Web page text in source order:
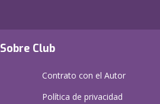
Sobre Club
Contrato con el Autor
Política de privacidad